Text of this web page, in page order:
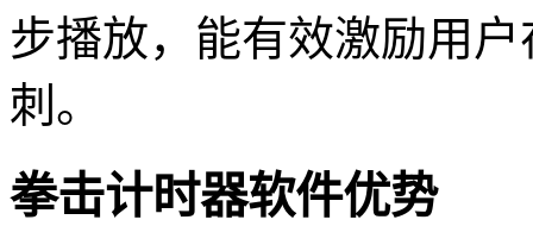
步播放，能有效激励用
刺。
拳击计时器软件优势